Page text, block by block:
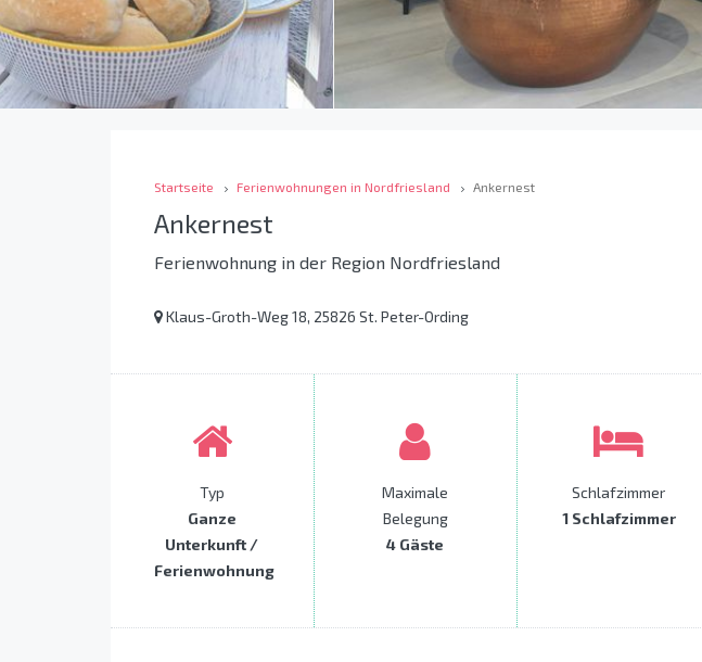
Startseite Ferienwohnungen in Nordfriesland Ankernest
Ankernest
Ferienwohnung in der Region Nordfriesland
Klaus-Groth-Weg 18, 25826 St. Peter-Ording
Typ
Ganze
Unterkunft /
Ferienwohnung
Maximale
Belegung
4 Gäste
Schlafzimmer
1 Schlafzimmer